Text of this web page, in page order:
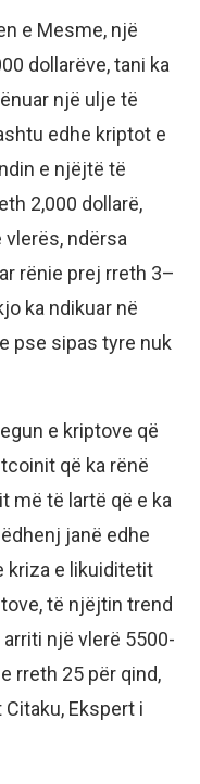
e Mesme, një
dollarëve, tani ka
një ulje të
edhe kriptot e
e njëjtë të
2,000 dollarë,
vlerës, ndërsa
rënie prej rreth 3–
ka ndikuar në
pse sipas tyre nuk
e kriptove që
që ka rënë
më të lartë që e ka
janë edhe
kriza e likuiditetit
të njëjtin trend
një vlerë 5500-
rreth 25 për qind,
Citaku, Ekspert i